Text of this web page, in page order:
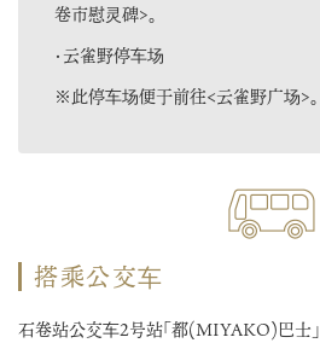
卷市慰灵碑>。
・云雀野停车场
※此停车场便于前往<云雀野广场>。
搭乘公交车
石卷站公交车2号站「都(MIYAKO)巴士」